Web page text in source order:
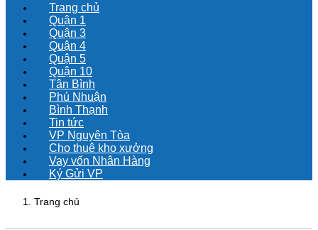
Trang chủ
Quận 1
Quận 3
Quận 4
Quận 5
Quận 10
Tân Bình
Phú Nhuận
Bình Thạnh
Tin tức
VP Nguyên Tòa
Cho thuê kho xưởng
Vay vốn Nhân Hàng
Ký Gửi VP
Trang chủ